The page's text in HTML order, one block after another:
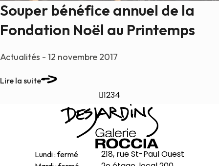
Souper bénéfice annuel de la
Fondation Noël au Printemps
Actualités - 12 novembre 2017
Lire la suite
1234
Lundi : fermé
218, rue St-Paul Ouest